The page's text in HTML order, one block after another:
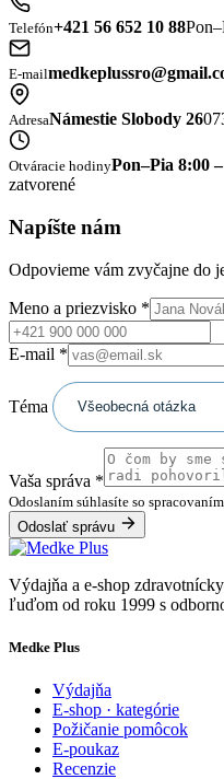
Telefón+421 56 652 10 88
E-mail
AdresaNámestie Slobody 26
Otváracie hodinyPon–Pia 8:00
zatvorené
Napíšte nám
Odpovieme vám zvyčajne do
Meno a priezvisko *
E-mail *
Téma
Vaša správa *
Odoslaním súhlasíte so
Odoslať správu
Výdajňa a e-shop
ľuďom od roku 1999 s
Medke Plus
Výdajňa
E-shop · kategórie
Požičanie pomôcok
E-poukaz
Recenzie